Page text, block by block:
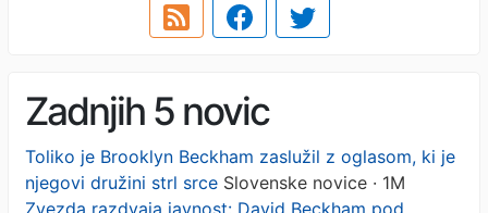
Zadnjih 5 novic
Toliko je Brooklyn Beckham zaslužil z oglasom, ki je
njegovi družini strl srce Slovenske novice · 1M
Zvezda razdvaja javnost: David Beckham pod